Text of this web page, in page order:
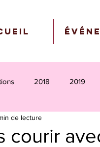
2018 2019
courir
de lecture